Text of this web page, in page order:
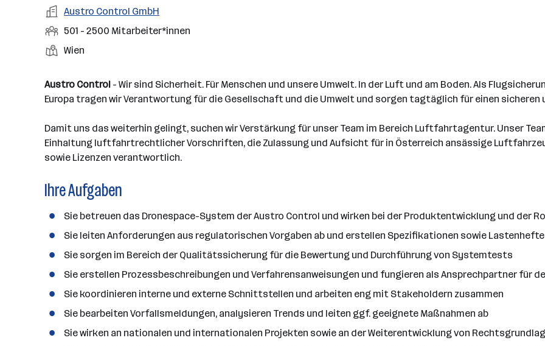
r
t
e
b
n
m
o
d
e
o
t
s
f
l
e
r
n
e
S
l
l
n
A
r
e
t
g
b
e
r
Austro Control GmbH
M
i
t
r
b
i
t
e
n
n
a
n
h
501 - 2500 Mitarbeiter*innen
S
a
n
o
r
t
Wien
Austro Control - Wir sind Sicherheit. Für Menschen und unsere Umwelt. In der Luft und am Boden. Als
Europa tragen wir Verantwortung für die Gesellschaft und die Umwelt und sorgen tagtäglich für einen sicheren
Damit uns das weiterhin gelingt, suchen wir Verstärkung für unser Team im Bereich Luftfahrtagentur. Unser
Einhaltung luftfahrtrechtlicher Vorschriften, die Zulassung und Aufsicht für in Österreich ansässige
sowie Lizenzen verantwortlich.
Ihre Aufgaben
Sie betreuen das Dronespace-System der Austro Control und wirken bei der Produktentwicklung und der
Sie leiten Anforderungen aus regulatorischen Vorgaben ab und erstellen Spezifikationen sowie Lastenhefte
Sie sorgen im Bereich der Qualitätssicherung für die Bewertung und Durchführung von Systemtests
Sie erstellen Prozessbeschreibungen und Verfahrensanweisungen und fungieren als Ansprechpartner für
Sie koordinieren interne und externe Schnittstellen und arbeiten eng mit Stakeholdern zusammen
Sie bearbeiten Vorfallsmeldungen, analysieren Trends und leiten ggf. geeignete Maßnahmen ab
Sie wirken an nationalen und internationalen Projekten sowie an der Weiterentwicklung von